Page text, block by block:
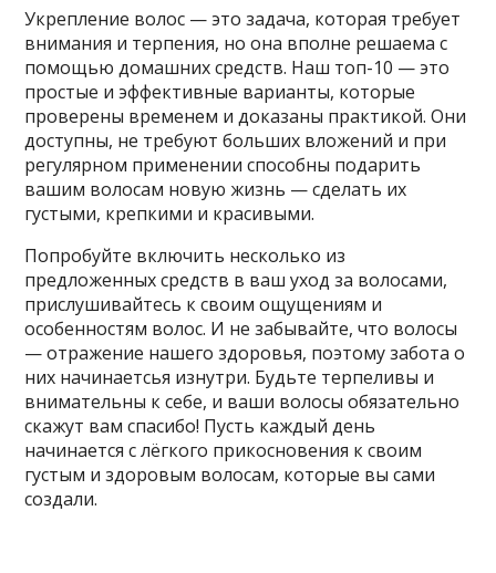
Укрепление волос — это задача, которая требует
внимания и терпения, но она вполне решаема с
помощью домашних средств. Наш топ-10 — это
простые и эффективные варианты, которые
проверены временем и доказаны практикой. Они
доступны, не требуют больших вложений и при
регулярном применении способны подарить
вашим волосам новую жизнь — сделать их
густыми, крепкими и красивыми.
Попробуйте включить несколько из
предложенных средств в ваш уход за волосами,
прислушивайтесь к своим ощущениям и
особенностям волос. И не забывайте, что волосы
— отражение нашего здоровья, поэтому забота о
них начинаетсья изнутри. Будьте терпеливы и
внимательны к себе, и ваши волосы обязательно
скажут вам спасибо! Пусть каждый день
начинается с лёгкого прикосновения к своим
густым и здоровым волосам, которые вы сами
создали.